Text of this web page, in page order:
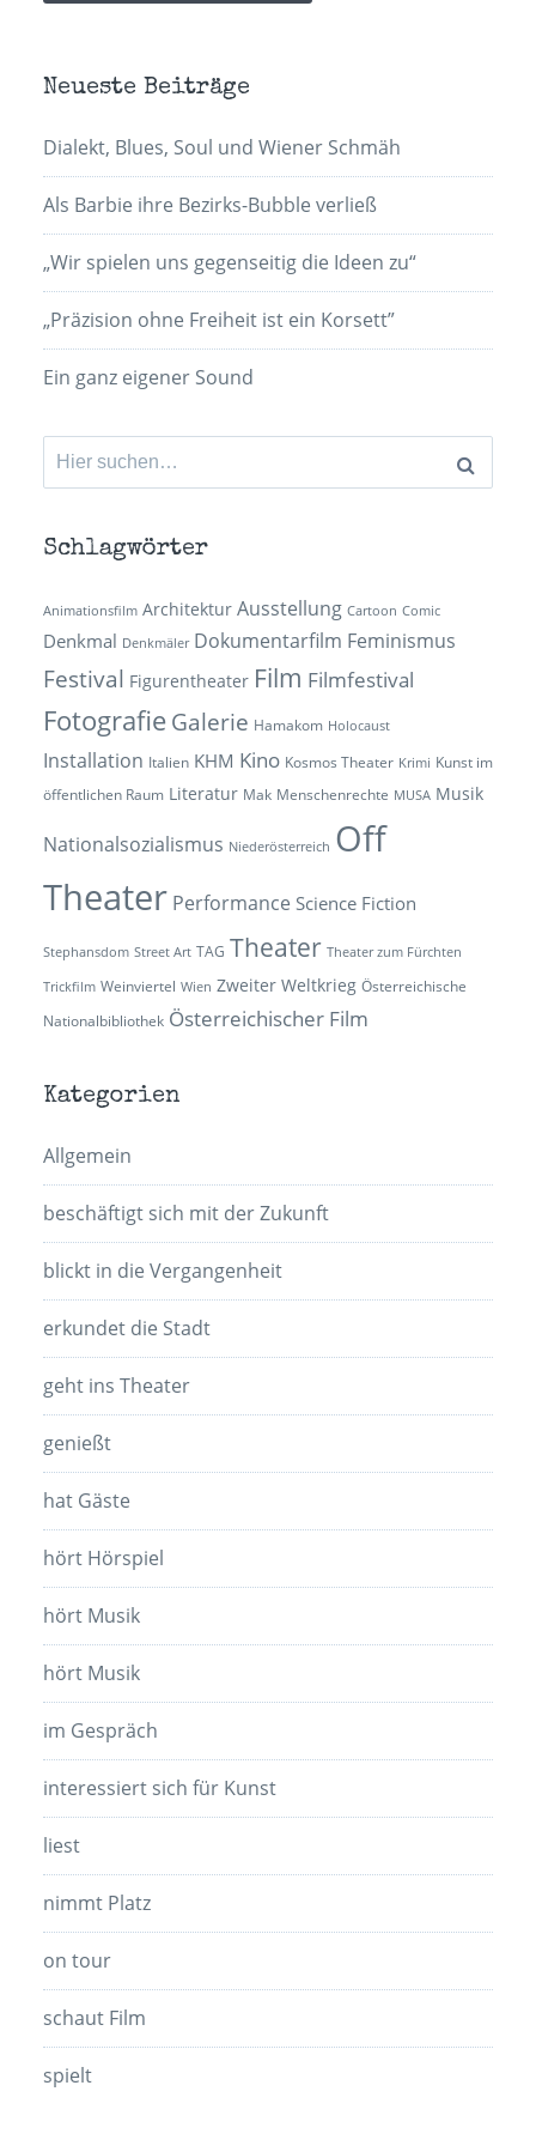
Neueste Beiträge
Dialekt, Blues, Soul und Wiener Schmäh
Als Barbie ihre Bezirks-Bubble verließ
„Wir spielen uns gegenseitig die Ideen zu“
„Präzision ohne Freiheit ist ein Korsett”
Ein ganz eigener Sound
Suchen
nach:
Schlagwörter
Animationsfilm Architektur Ausstellung Cartoon Comic
Denkmal Denkmäler Dokumentarfilm Feminismus
Festival Figurentheater Film Filmfestival
Fotografie Galerie Hamakom Holocaust
Installation Italien KHM Kino Kosmos Theater Krimi Kunst im
öffentlichen Raum Literatur Mak Menschenrechte MUSA Musik
Nationalsozialismus Niederösterreich Off
Theater Performance Science Fiction
Stephansdom Street Art TAG Theater Theater zum Fürchten
Trickfilm Weinviertel Wien Zweiter Weltkrieg Österreichische
Nationalbibliothek Österreichischer Film
Kategorien
Allgemein
beschäftigt sich mit der Zukunft
blickt in die Vergangenheit
erkundet die Stadt
geht ins Theater
genießt
hat Gäste
hört Hörspiel
hört Musik
hört Musik
im Gespräch
interessiert sich für Kunst
liest
nimmt Platz
on tour
schaut Film
spielt